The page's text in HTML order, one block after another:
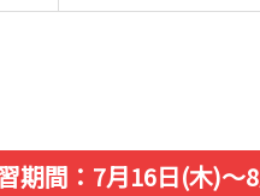
期間：7月16日(木)～